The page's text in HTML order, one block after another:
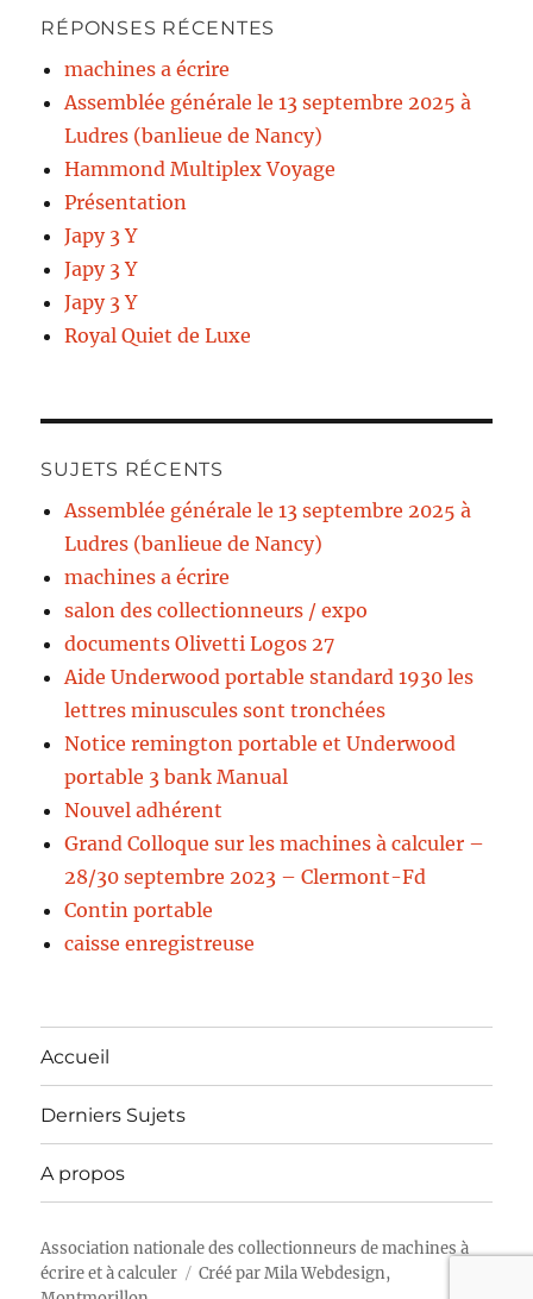
RÉPONSES RÉCENTES
machines a écrire
Assemblée générale le 13 septembre 2025 à
Ludres (banlieue de Nancy)
Hammond Multiplex Voyage
Présentation
Japy 3 Y
Japy 3 Y
Japy 3 Y
Royal Quiet de Luxe
SUJETS RÉCENTS
Assemblée générale le 13 septembre 2025 à
Ludres (banlieue de Nancy)
machines a écrire
salon des collectionneurs / expo
documents Olivetti Logos 27
Aide Underwood portable standard 1930 les
lettres minuscules sont tronchées
Notice remington portable et Underwood
portable 3 bank Manual
Nouvel adhérent
Grand Colloque sur les machines à calculer –
28/30 septembre 2023 – Clermont-Fd
Contin portable
caisse enregistreuse
Accueil
Derniers Sujets
A propos
Association nationale des collectionneurs de machines à
écrire et à calculer
Créé parMila Webdesign,